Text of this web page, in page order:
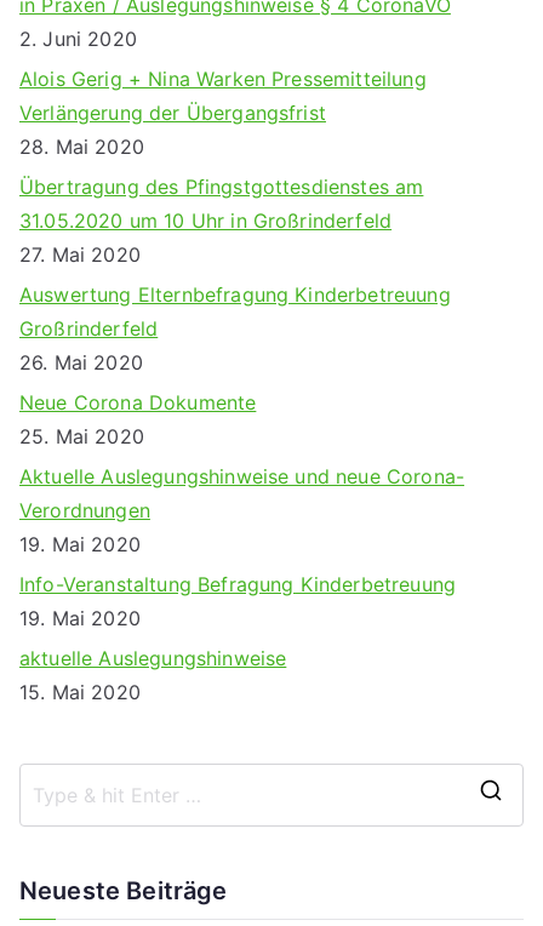
in Praxen / Auslegungshinweise § 4 CoronaVO
2. Juni 2020
Alois Gerig + Nina Warken Pressemitteilung
Verlängerung der Übergangsfrist
28. Mai 2020
Übertragung des Pfingstgottesdienstes am
31.05.2020 um 10 Uhr in Großrinderfeld
27. Mai 2020
Auswertung Elternbefragung Kinderbetreuung
Großrinderfeld
26. Mai 2020
Neue Corona Dokumente
25. Mai 2020
Aktuelle Auslegungshinweise und neue Corona-
Verordnungen
19. Mai 2020
Info-Veranstaltung Befragung Kinderbetreuung
19. Mai 2020
aktuelle Auslegungshinweise
15. Mai 2020
Neueste Beiträge